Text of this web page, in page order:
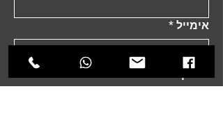
אימייל *